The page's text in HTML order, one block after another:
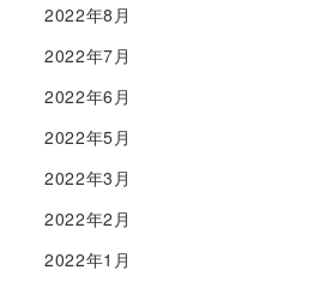
2022年8月
2022年7月
2022年6月
2022年5月
2022年3月
2022年2月
2022年1月